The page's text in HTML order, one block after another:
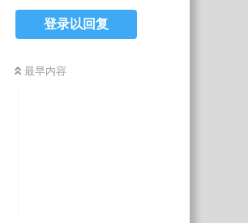
登录以回复
最早内容